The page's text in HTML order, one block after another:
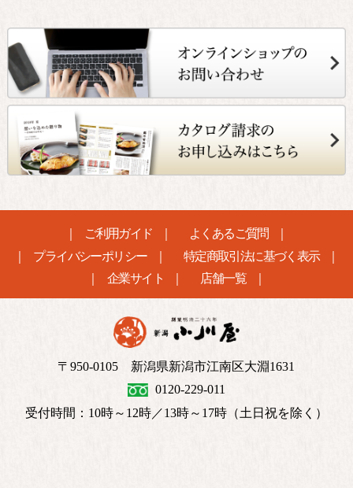
ご利用ガイド
よくあるご質問
プライバシーポリシー
特定商取引法に基づく表示
企業サイト
店舗一覧
〒950-0105 新潟県新潟市江南区大淵1631
0120-229-011
受付時間：10時～12時／13時～17時（土日祝を除く）